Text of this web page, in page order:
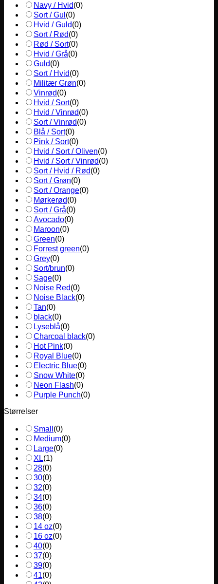
Navy / Hvid(0)
Sort / Gul (0)
Hvid / Guld(0)
Sort / Rød(0)
Rød / Sort(0)
Hvid / Grå(0)
Guld(0)
Sort / Hvid(0)
Militær Grøn(0)
Vinrød(0)
Hvid / Sort(0)
Hvid / Vinrød(0)
Sort / Vinrød(0)
Blå / Sort(0)
Pink / Sort(0)
Hvid / Sort / Oliven(0)
Hvid / Sort / Vinrød(0)
Sort / Hvid / Rød(0)
Sort / Grøn(0)
Sort / Orange(0)
Mørkerød(0)
Sort / Grå(0)
Avocado(0)
Maroon(0)
Green(0)
Forrest green(0)
Grey(0)
Sort/brun(0)
Sage(0)
Noise Red(0)
Noise Black(0)
Tan(0)
black(0)
Lyseblå(0)
Charcoal black(0)
Hot Pink(0)
Royal Blue(0)
Electric Blue(0)
Snow White(0)
Neon Flash(0)
Purple Punch(0)
Størrelser
Small (0)
Medium(0)
Large(0)
XL(1)
28(0)
30(0)
32(0)
34(0)
36(0)
38(0)
14 oz(0)
16 oz(0)
40(0)
37(0)
39(0)
41(0)